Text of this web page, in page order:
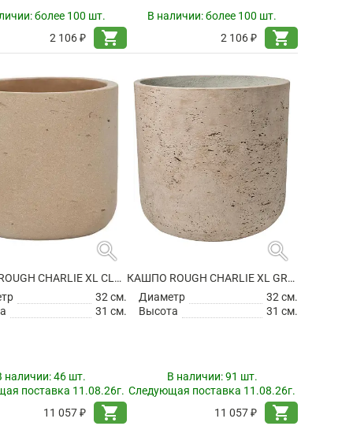
более 100 шт.
2 106 ₽
shopping_cart
В наличии:более 100 шт.
2 106 ₽
shopping_cart
search
КАШПО ROUGH CHARLIE XL CLAY WASHED
32 см.
31 см.
наличии:46 шт.
поставка 11.08.26г.
11 057 ₽
shopping_cart
search
КАШПО ROUGH CHARLIE XL GREY WASHED
Диаметр
32 см.
Высота
31 см.
В наличии:91 шт.
Следующая поставка 11.08.26г.
11 057 ₽
shopping_cart